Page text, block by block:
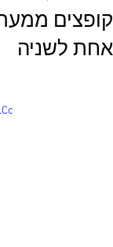
קופצים
אחת לשניה